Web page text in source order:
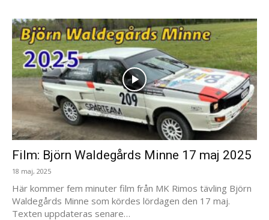
Film: Björn Waldegårds Minne 17 maj 2025
18 maj, 2025
Här kommer fem minuter film från MK Rimos tävling Björn
Waldegårds Minne som kördes lördagen den 17 maj.
Texten uppdateras senare…